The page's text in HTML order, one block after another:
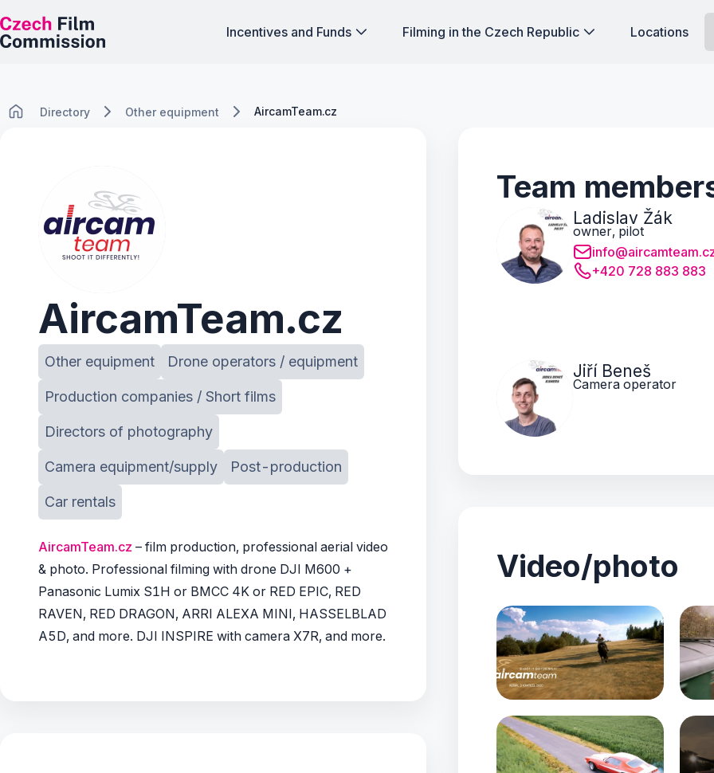
Incentives and Funds Filming in the Czech Republic Locations
Directory Other equipment AircamTeam.cz
AircamTeam.cz
Other equipment Drone operators / equipment
Production companies / Short films
Directors of photography
Camera equipment/supply Post-production
Car rentals
AircamTeam.cz – film production, professional aerial video
& photo. Professional filming with drone DJI M600 +
Panasonic Lumix S1H or BMCC 4K or RED EPIC, RED
RAVEN, RED DRAGON, ARRI ALEXA MINI, HASSELBLAD
A5D, and more. DJI INSPIRE with camera X7R, and more.
Team
Ladislav Žák
owner, pilot
+420 728 883 883
Jiří Beneš
Camera operator
Video/photo